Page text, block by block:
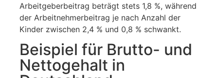
Arbeitgeberbeitrag beträgt stets 1,8 %, während
der Arbeitnehmerbeitrag je nach Anzahl der
Kinder zwischen 2,4 % und 0,8 % schwankt.
Beispiel für Brutto- und
Nettogehalt in